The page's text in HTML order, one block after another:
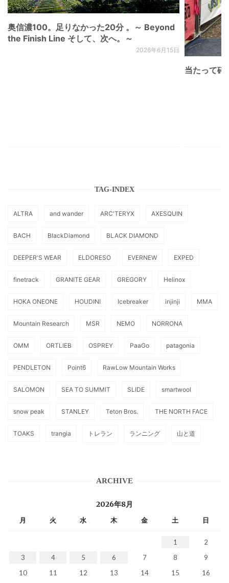
奥信濃100。足りなかった20分 。～ Beyond
the Finish Line そして、次へ。～
2026年6月15日
当たって砕
TAG-INDEX
ALTRA and wander ARC'TERYX AXESQUIN
BACH BlackDiamond BLACK DIAMOND
DEEPER'S WEAR ELDORESO EVERNEW EXPED
finetrack GRANITE GEAR GREGORY Helinox
HOKA ONEONE HOUDINI Icebreaker injinji MMA
Mountain Research MSR NEMO NORRONA
OMM ORTLIEB OSPREY PaaGo patagonia
PENDLETON Point6 RawLow Mountain Works
SALOMON SEA TO SUMMIT SLIDE smartwool
snow peak STANLEY Teton Bros. THE NORTH FACE
TOAKS trangia トレラン ランニング 山と道
ARCHIVE
2026年8月
月 火 水 木 金 土 日
1
2
3
4 5 6 7 8
9
10
11 12 13 14 15
16